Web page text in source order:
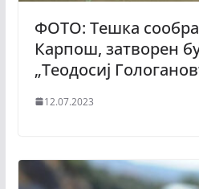
ФОТО: Тешка
Карпош, затворен
„Теодосиј
12.07.2023